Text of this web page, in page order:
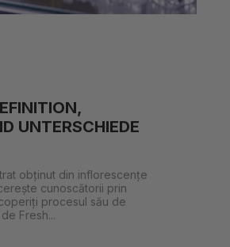
UNTERSCHIEDE
obținut din inflorescențe
cunoscătorii prin
procesul său de
Fresh...